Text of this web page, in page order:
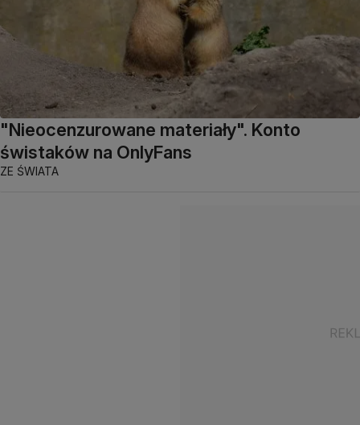
"Nieocenzurowane materiały". Konto
świstaków na OnlyFans
ZE ŚWIATA